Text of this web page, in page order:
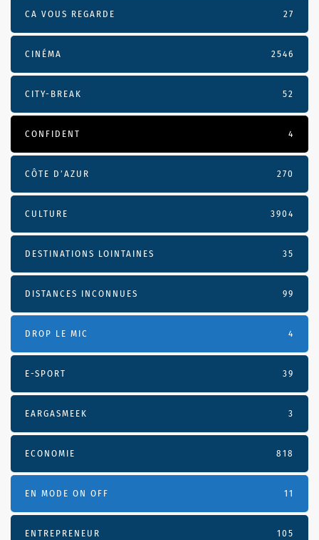
CA VOUS REGARDE 27
CINÉMA 2546
CITY-BREAK 52
CONFIDENT 4
CÔTE D’AZUR 270
CULTURE 3904
DESTINATIONS LOINTAINES 35
DISTANCES INCONNUES 99
DROP LE MIC 4
E-SPORT 39
EARGASMEEK 3
ECONOMIE 818
EN MODE ON OFF 11
ENTREPRENEUR 105